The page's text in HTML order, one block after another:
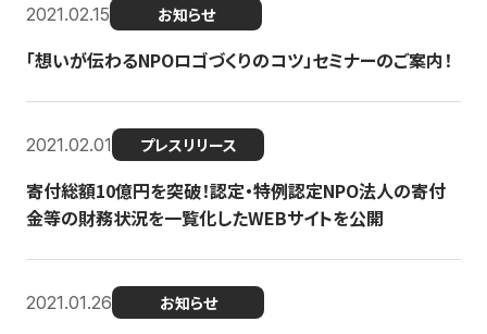
2021.02.15 お知らせ
「想いが伝わるNPOロゴづくりのコツ」セミナーのご案内！
2021.02.01 プレスリリース
寄付総額10億円を突破！認定・特例認定NPO法人の寄付
金等の財務状況を一覧化したWEBサイトを公開
2021.01.26 お知らせ